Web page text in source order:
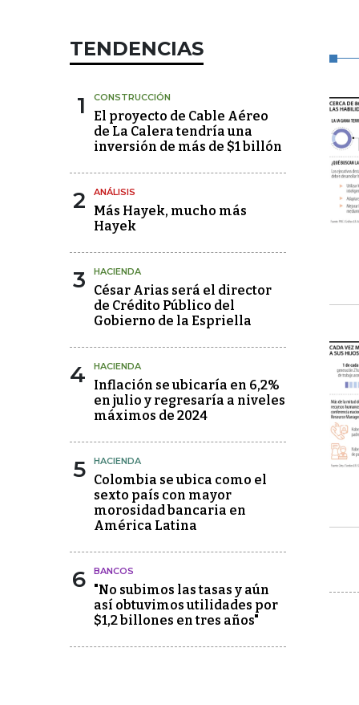
TENDENCIAS
1 CONSTRUCCIÓN
El proyecto de Cable Aéreo
de La Calera tendría una
inversión de más de $1 billón
2 ANÁLISIS
Más Hayek, mucho más
Hayek
3 HACIENDA
César Arias será el director
de Crédito Público del
Gobierno de la Espriella
4 HACIENDA
Inflación se ubicaría en 6,2%
en julio y regresaría a niveles
máximos de 2024
5 HACIENDA
Colombia se ubica como el
sexto país con mayor
morosidad bancaria en
América Latina
6 BANCOS
"No subimos las tasas y aún
así obtuvimos utilidades por
$1,2 billones en tres años"